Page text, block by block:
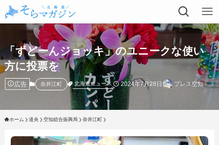
「ずどーんジョッキ」のユニークな使い
方に投票を
広告 奈井江町 北海道ニュース 2024年7月28日 プレス空知
ホーム 道央 空知総合振興局 奈井江町